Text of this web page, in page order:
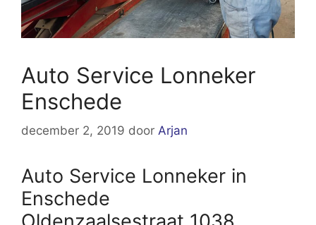
Auto Service Lonneker
Enschede
december 2, 2019 door Arjan
Auto Service Lonneker in
Enschede